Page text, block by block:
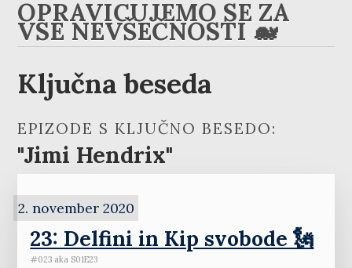
OPRAVIČUJEMO SE ZA
VSE NEVŠEČNOSTI 🐋
Ključna beseda
EPIZODE S KLJUČNO BESEDO:
"Jimi Hendrix"
2. november 2020
23: Delfini in Kip svobode 🗽
#023 aka S01E23